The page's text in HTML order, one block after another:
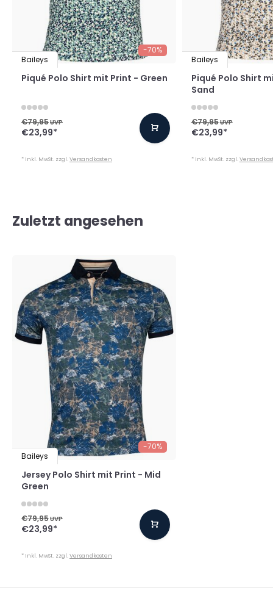
-70%
Baileys
Piqué Polo Shirt mit Print - Green
€79,95UVP
€23,99*
* Inkl. MwSt. zzgl.Versandkosten
Baileys
Piqué Polo Shirt
Sand
€79,95UVP
€23,99*
* Inkl. MwSt. zzgl.
Zuletzt angesehen
-70%
Baileys
Jersey Polo Shirt mit Print - Mid
Green
€79,95UVP
€23,99*
* Inkl. MwSt. zzgl.Versandkosten